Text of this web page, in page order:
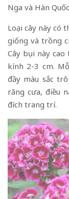
Nga và Hàn
Loại cây này có
giống và trồng
Cây bụi này
kính 2-3 cm.
đầy màu sắc
răng cưa, điều
đích trang trí.